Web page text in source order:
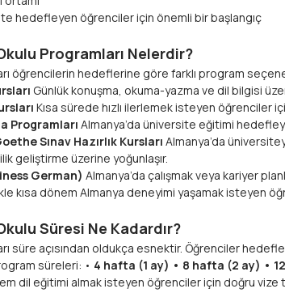
hedefleyen öğrenciler için önemli bir başlangıç
Programları Nelerdir?
öğrencilerin hedeflerine göre farklı program
Günlük konuşma, okuma-yazma ve dil bilgisi
Kısa sürede hızlı ilerlemek isteyen öğrenciler
Programları Almanya’da üniversite eğitimi
Sınav Hazırlık Kursları Almanya’da
geliştirme üzerine yoğunlaşır.
German) Almanya’da çalışmak veya kariyer
kısa dönem Almanya deneyimi yaşamak isteyen
Süresi Ne Kadardır?
süre açısından oldukça esnektir. Öğrenciler
süreleri: • 4 hafta (1 ay) • 8 hafta (2 ay) •
dil eğitimi almak isteyen öğrenciler için doğru vize